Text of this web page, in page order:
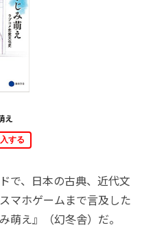
え
する
で、日本の古典、近代文
マホゲームまで言及した
萌え』（幻冬舎）だ。